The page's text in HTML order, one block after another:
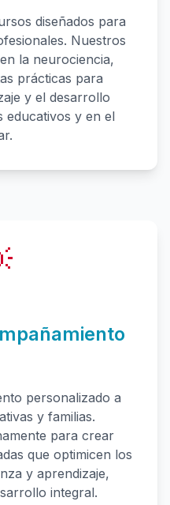
diseñados para
Nuestros
la neurociencia,
prácticas para
y el desarrollo
educativos y en el
personalizado a
y familias.
para crear
que optimicen los
y aprendizaje,
integral.